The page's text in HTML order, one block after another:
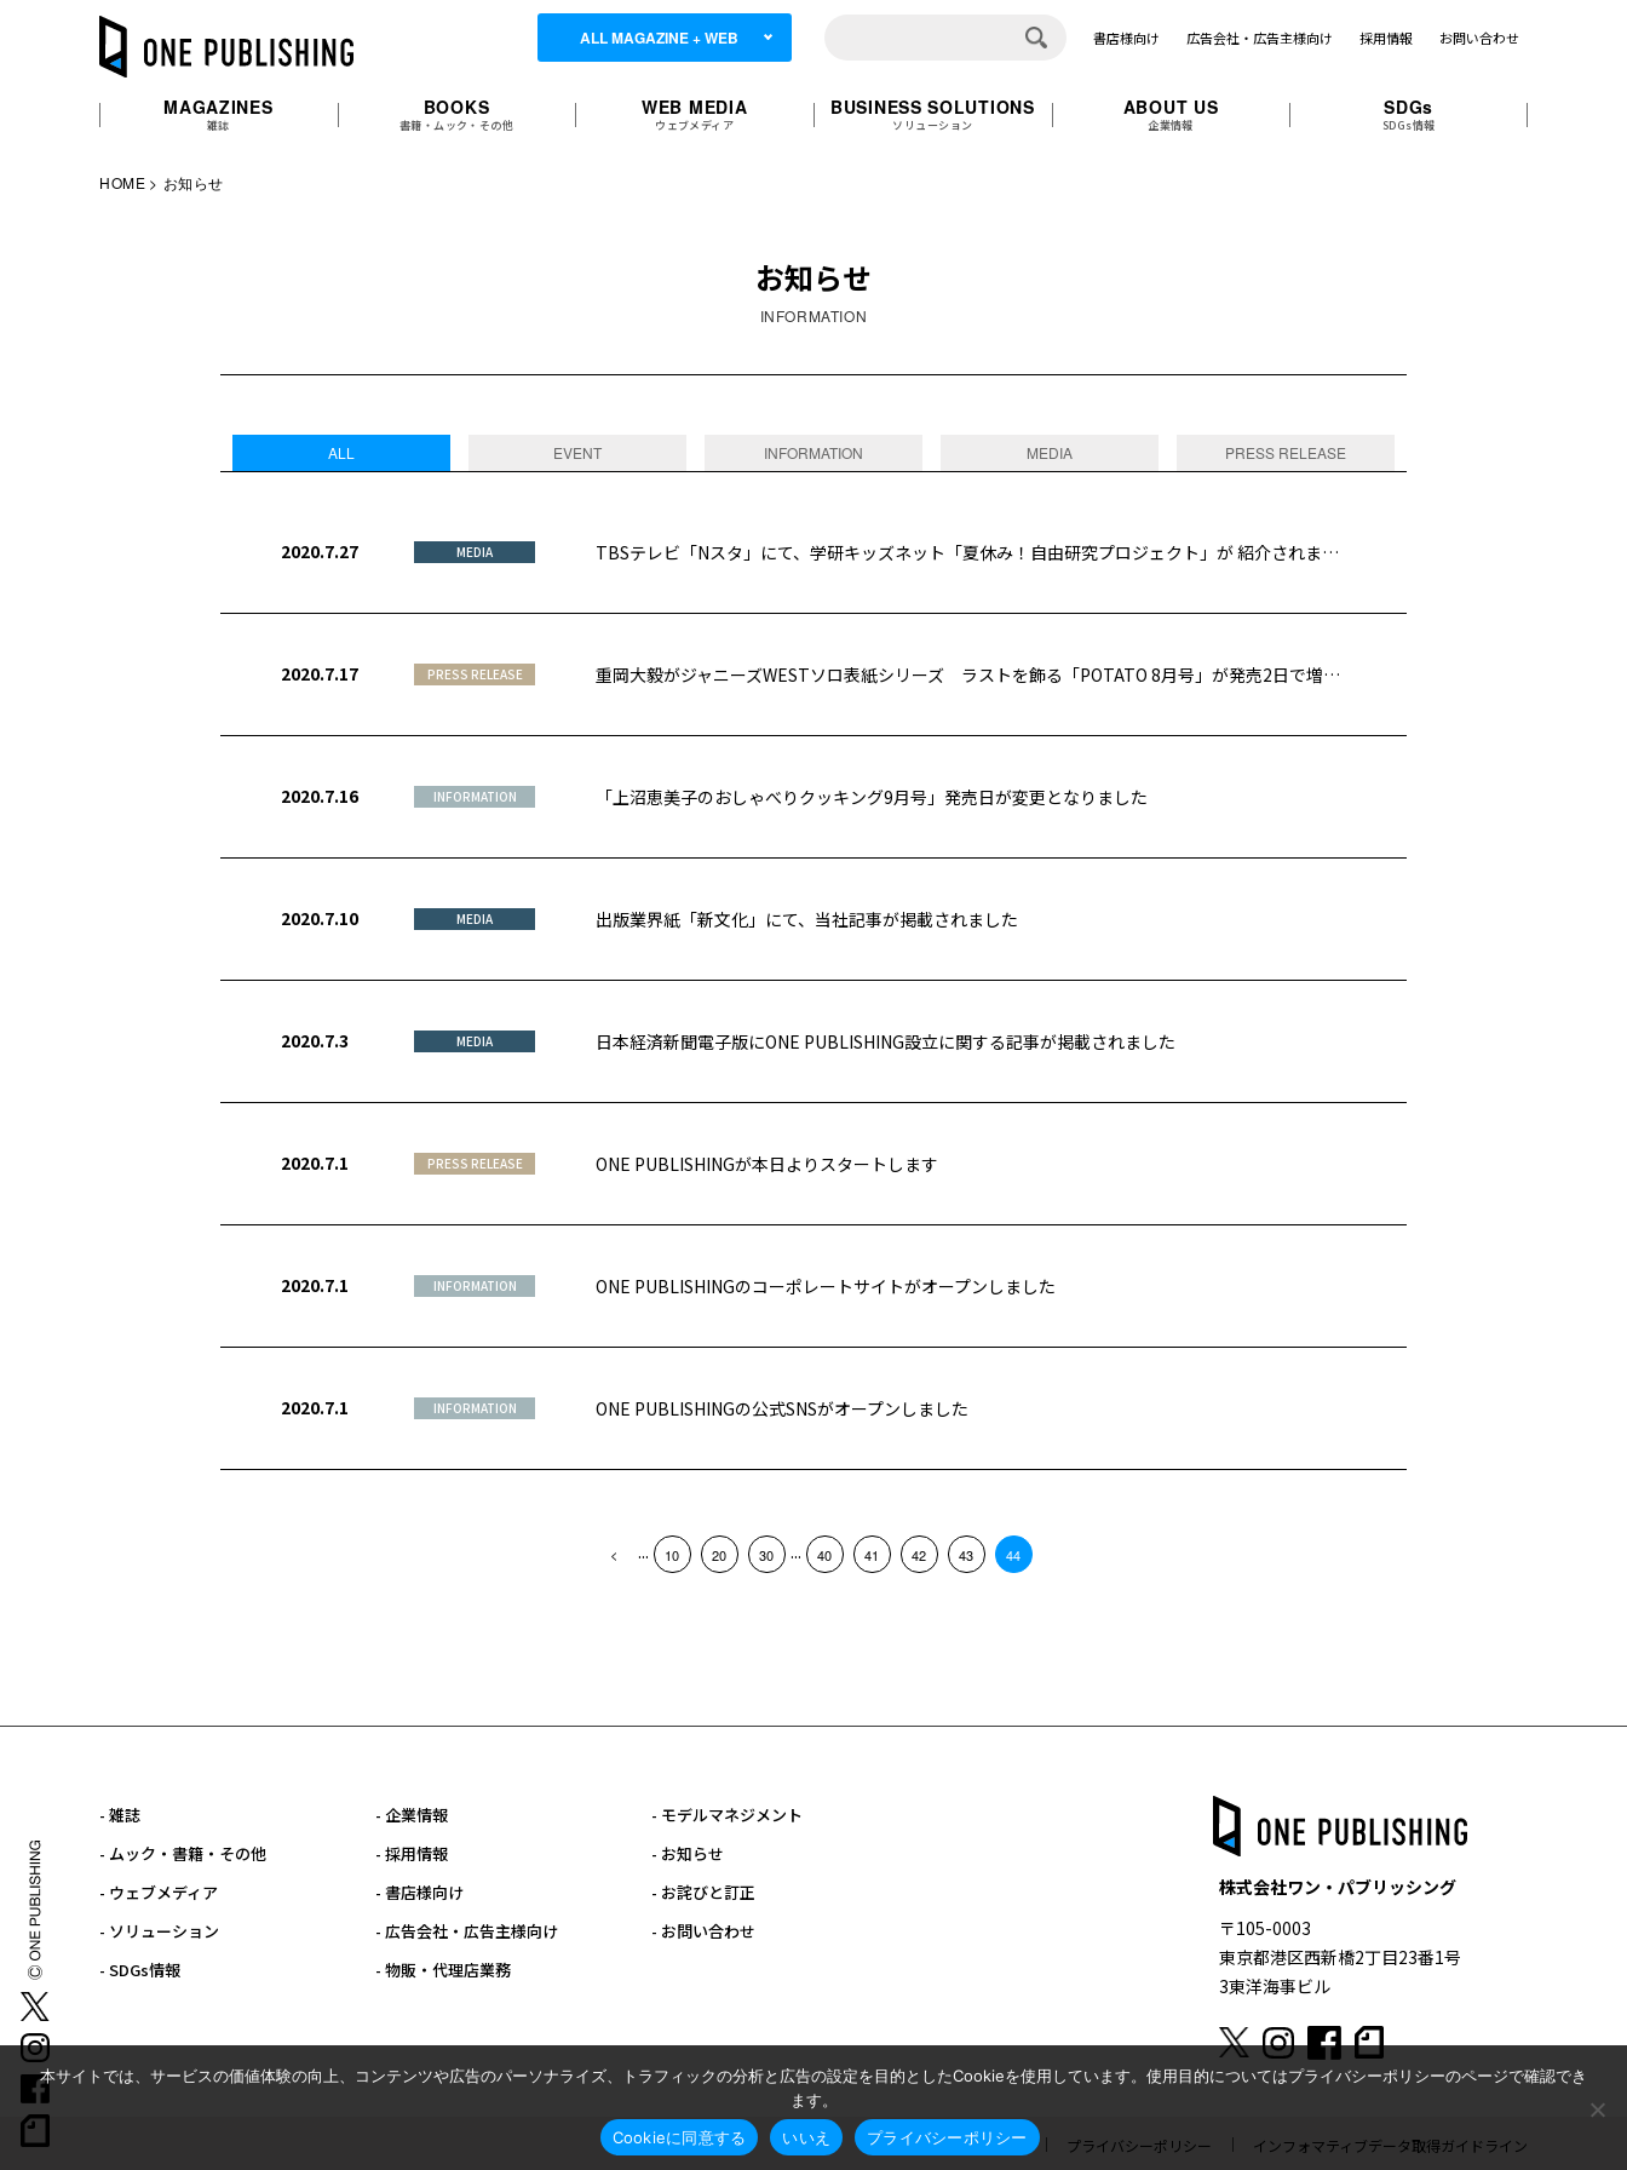
ALL MAGAZINE + WEB 書店様向け 広告会社・広告主様向け 採用情報 お問い合わせ
MAGAZINES
雑誌
BOOKS
書籍・ムック・その他
WEB MEDIA
ウェブメディア
BUSINESS SOLUTIONS
ソリューション
ABOUT US
企業情報
SDGs
SDGs情報
HOME お知らせ
お知らせ
INFORMATION
ALL EVENT INFORMATION MEDIA PRESS RELEASE
MEDIA
2020.7.27 TBSテレビ「Nスタ」にて、学研キッズネット「夏休み！自由研究プロジェクト」が 紹介されました
PRESS RELEASE
2020.7.17 重岡大毅がジャニーズWESTソロ表紙シリーズ ラストを飾る「POTATO 8月号」が発売2日で増刷決定しました
INFORMATION
2020.7.16 「上沼恵美子のおしゃべりクッキング9月号」発売日が変更となりました
MEDIA
2020.7.10 出版業界紙「新文化」にて、当社記事が掲載されました
MEDIA
2020.7.3 日本経済新聞電子版にONE PUBLISHING設立に関する記事が掲載されました
PRESS RELEASE
2020.7.1 ONE PUBLISHINGが本日よりスタートします
INFORMATION
2020.7.1 ONE PUBLISHINGのコーポレートサイトがオープンしました
INFORMATION
2020.7.1 ONE PUBLISHINGの公式SNSがオープンしました
... 10 20 30 ... 40 41 42 43 44
- 雑誌
- ムック・書籍・その他
- ウェブメディア
- ソリューション
- SDGs情報
- 企業情報
- 採用情報
- 書店様向け
- 広告会社・広告主様向け
- 物販・代理店業務
- モデルマネジメント
- お知らせ
- お詫びと訂正
- お問い合わせ
株式会社ワン・パブリッシング
〒105-0003
東京都港区西新橋2丁目23番1号
3東洋海事ビル
利用規約 プライバシーポリシー インフォマティブデータ取得ガイドライン
本サイトでは、サービスの価値体験の向上、コンテンツや広告のパーソナライズ、トラフィックの分析と広告の設定を目的としたCookieを使用しています。使用目的についてはプライバシーポリシーのページで確認でき
ます。
Cookieに同意する
いいえ プライバシーポリシー